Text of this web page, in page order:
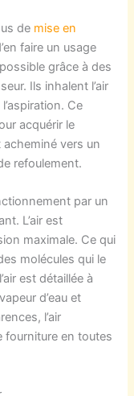
de mise en
faire un usage
grâce à des
Ils inhalent l’air
Ce
acquérir le
acheminé vers un
refoulement.
par un
L’air est
maximale. Ce qui
molécules qui le
est détaillée à
d’eau et
l’air
fourniture en toutes